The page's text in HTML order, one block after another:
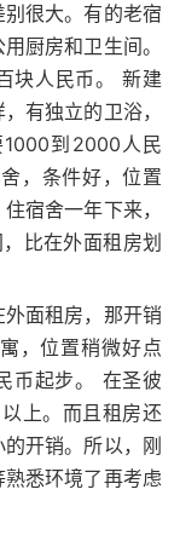
很大。有的老宿
厨房和卫生间。
块人民币。 新建
有独立的卫浴，
到2000人民
，条件好，位置
宿舍一年下来，
比在外面租房划
面租房，那开销
，位置稍微好点
币起步。 在圣彼
上。而且租房还
开销。所以，刚
悉环境了再考虑